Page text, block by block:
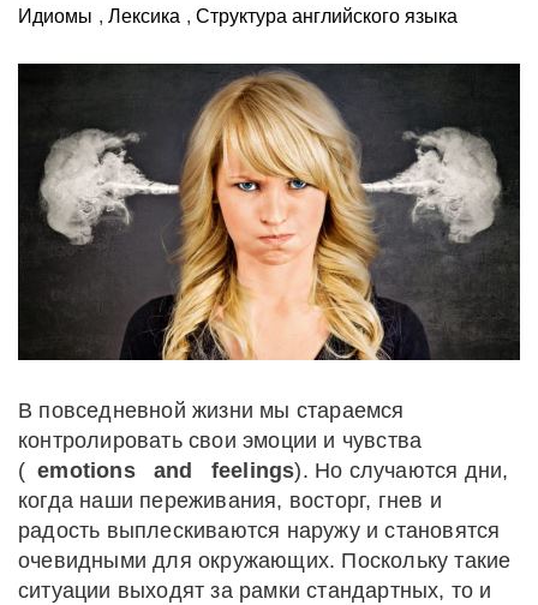
Идиомы , Лексика , Структура английского языка
В повседневной жизни мы стараемся
контролировать свои эмоции и чувства
( emotions and feelings). Но случаются дни,
когда наши переживания, восторг, гнев и
радость выплескиваются наружу и становятся
очевидными для окружающих. Поскольку такие
ситуации выходят за рамки стандартных, то и